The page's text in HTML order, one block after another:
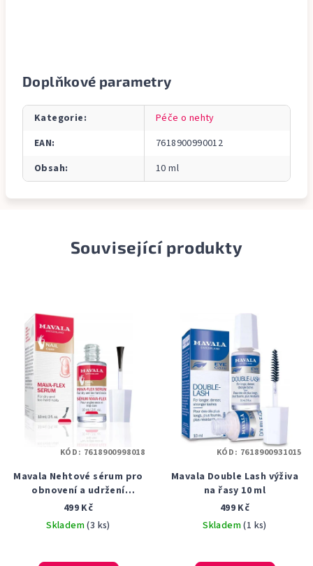
Doplňkové parametry
Kategorie:
Péče o nehty
EAN:
7618900990012
Obsah: 10 ml
Související produkty
Mavala Nehtové sérum pro
obnovení a udržení
pružnosti nehtů Mava-Flex
10 ml
499 Kč
Skladem(3 ks)
KÓD: 7618900998018
Mavala Double Lash výživa
na řasy 10 ml
499 Kč
Skladem(1 ks)
KÓD: 7618900931015